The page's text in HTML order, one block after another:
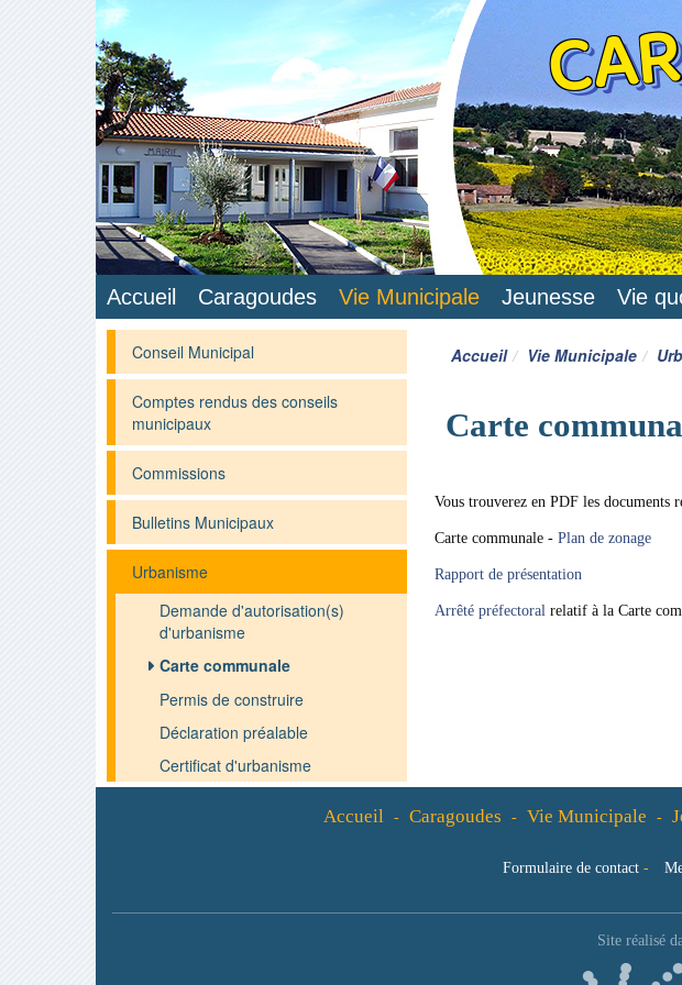
Accueil Caragoudes Vie Municipale Jeunesse Vie
Accueil Vie Municipale
Carte
Vous trouverez en PDF les documents
Carte communale - Plan de zonage
Rapport de présentation
Arrêté préfectoralrelatif à la Carte
Conseil Municipal
Comptes rendus des conseils
municipaux
Commissions
Bulletins Municipaux
Urbanisme
Demande d'autorisation(s)
d'urbanisme
Carte communale
Permis de construire
Déclaration préalable
Certificat d'urbanisme
Accueil - Caragoudes - Vie Municipale -
Formulaire de contact-
Site réalisé